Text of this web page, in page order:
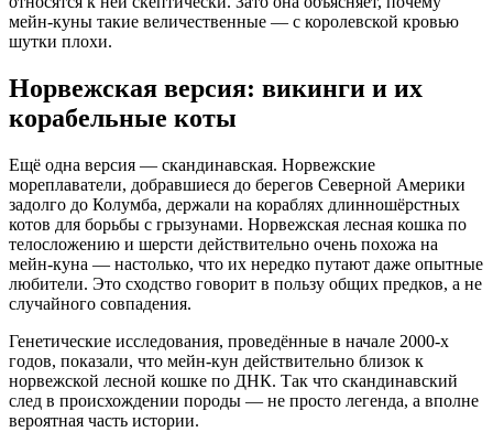
мейн-куны такие величественные — с королевской кровью
шутки плохи.
Норвежская версия: викинги и их
корабельные коты
Ещё одна версия — скандинавская. Норвежские
мореплаватели, добравшиеся до берегов Северной Америки
задолго до Колумба, держали на кораблях длинношёрстных
котов для борьбы с грызунами. Норвежская лесная кошка по
телосложению и шерсти действительно очень похожа на
мейн-куна — настолько, что их нередко путают даже опытные
любители. Это сходство говорит в пользу общих предков, а не
случайного совпадения.
Генетические исследования, проведённые в начале 2000-х
годов, показали, что мейн-кун действительно близок к
норвежской лесной кошке по ДНК. Так что скандинавский
след в происхождении породы — не просто легенда, а вполне
вероятная часть истории.